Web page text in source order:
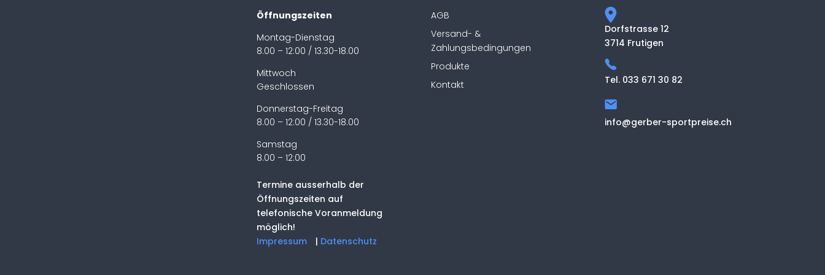
Öffnungszeiten
Montag-Dienstag
8.00 – 12:00 / 13.30-18.00
Mittwoch
Geschlossen
Donnerstag-Freitag
8.00 – 12:00 / 13.30-18.00
Samstag
8.00 – 12:00
Termine ausserhalb der
Öffnungszeiten auf
telefonische Voranmeldung
möglich!
Impressum
| Datenschutz
AGB
Versand- &
Zahlungsbedingungen
Produkte
Kontakt
Dorfstrasse 12
3714 Frutigen
Tel. 033 671 30 82
info@gerber-sportpreise.ch